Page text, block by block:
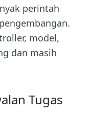
perintah
model,
dan masih
Tugas